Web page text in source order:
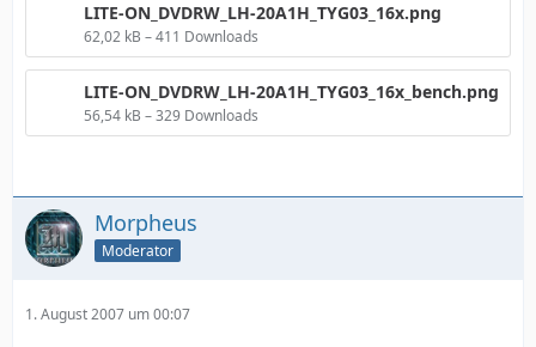
LITE-ON_DVDRW_LH-20A1H_TYG03_16x.png
62,02 kB – 411 Downloads
LITE-ON_DVDRW_LH-20A1H_TYG03_16x_bench.png
56,54 kB – 329 Downloads
Morpheus
Moderator
1. August 2007 um 00:07